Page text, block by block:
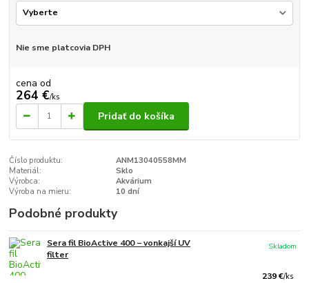
Nie sme platcovia DPH
cena od
264 €/ks
Pridať do košíka
Číslo produktu:
ANM13040558MM
Materiál:
Sklo
Výrobca:
Akvárium
Výroba na mieru:
10 dní
Podobné produkty
Sera fil BioActive 400 − vonkajší UV
filter
239 €/ks
Skladom